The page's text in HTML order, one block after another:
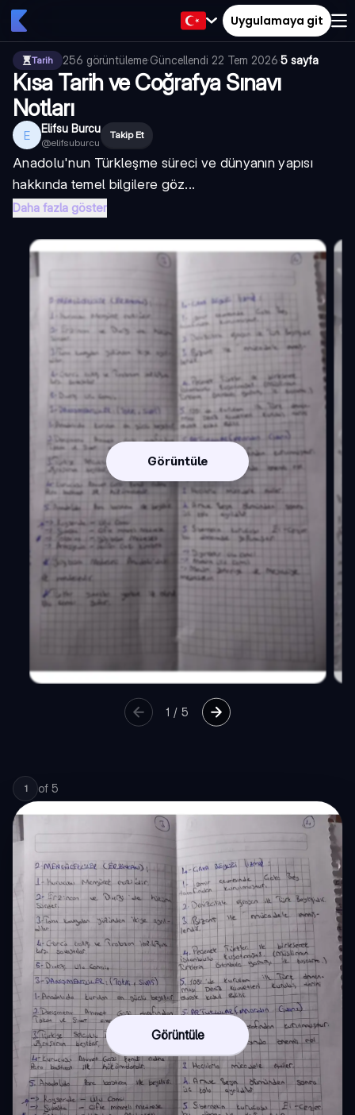
Uygulamaya git
Tarih 256 görüntüleme·Güncellendi 22 Tem 2026·5 sayfa
Kısa Tarih ve Coğrafya Sınavı
Notları
E Elifsu Burcu
@elifsuburcu
Takip Et
Anadolu'nun Türkleşme süreci ve dünyanın yapısı
hakkında temel bilgilere göz...
Daha fazla göster
Görüntüle
1 /5
1 of 5
Görüntüle